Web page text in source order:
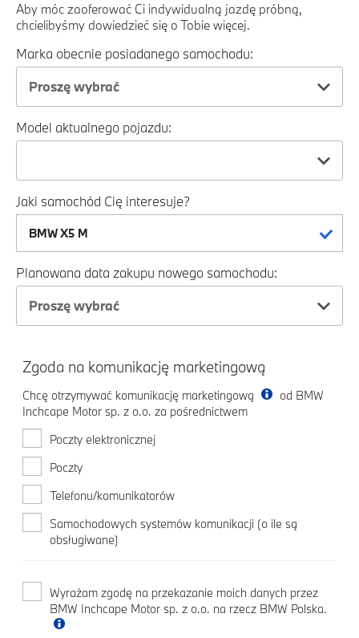
Aby móc zaoferować Ci indywidualną jazdę próbną,
chcielibyśmy dowiedzieć się o Tobie więcej.
Marka obecnie posiadanego samochodu:
Proszę wybrać
Model aktualnego pojazdu:
Jaki samochód Cię interesuje?
Planowana data zakupu nowego samochodu:
Proszę wybrać
Zgoda na komunikację marketingową
Chcę otrzymywać komunikację marketingową
od BMW
Inchcape Motor sp. z o.o. za pośrednictwem
Poczty elektronicznej
Poczty
Telefonu/komunikatorów
Samochodowych systemów komunikacji (o ile są
obsługiwane)
Wyrażam zgodę na przekazanie moich danych przez
BMW Inchcape Motor sp. z o.o. na rzecz BMW Polska.